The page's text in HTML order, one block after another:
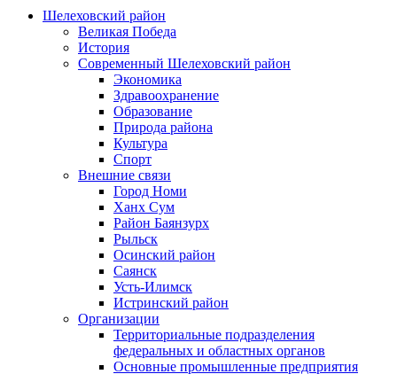
Шелеховский район
Великая Победа
История
Современный Шелеховский район
Экономика
Здравоохранение
Образование
Природа района
Культура
Спорт
Внешние связи
Город Номи
Ханх Сум
Район Баянзурх
Рыльск
Осинский район
Саянск
Усть-Илимск
Истринский район
Организации
Территориальные подразделения
федеральных и областных органов
Основные промышленные предприятия